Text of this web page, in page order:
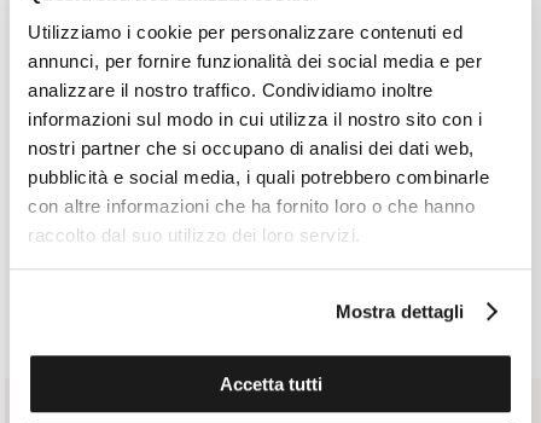
Utilizziamo i cookie per personalizzare contenuti ed
annunci, per fornire funzionalità dei social media e per
analizzare il nostro traffico. Condividiamo inoltre
informazioni sul modo in cui utilizza il nostro sito con i
nostri partner che si occupano di analisi dei dati web,
pubblicità e social media, i quali potrebbero combinarle
con altre informazioni che ha fornito loro o che hanno
raccolto dal suo utilizzo dei loro servizi.
Mostra dettagli
Accetta tutti
Per tutti gli altri, il costo della spedizione inclusi eventuali dazi
sarà aggiunto all’ordine al momento del checkout. Per ulteriori
AGGIUNGI AL CARRELLO
AGGIUNGI ALLA WISHLIST
CUSTOMER SERVICE: +393276795265
VISTI DI RECENTE